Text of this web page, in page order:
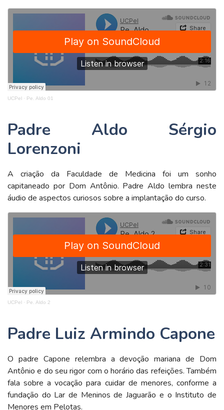
UCPel · Pe. Aldo 01
Padre Aldo Sérgio
Lorenzoni
A criação da Faculdade de Medicina foi um sonho
capitaneado por Dom Antônio. Padre Aldo lembra neste
áudio de aspectos curiosos sobre a implantação do curso.
UCPel · Pe. Aldo 2
Padre Luiz Armindo Capone
O padre Capone relembra a devoção mariana de Dom
Antônio e do seu rigor com o horário das refeições. Também
fala sobre a vocação para cuidar de menores, conforme a
fundação do Lar de Meninos de Jaguarão e o Instituto de
Menores em Pelotas.